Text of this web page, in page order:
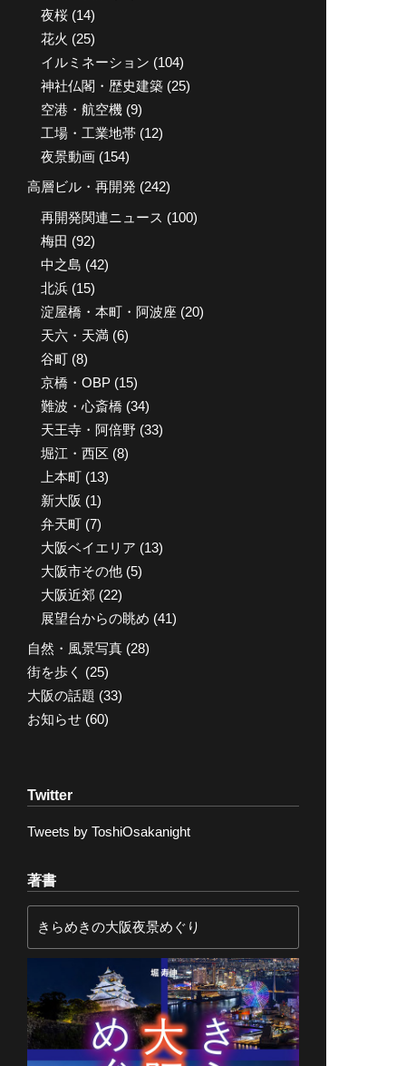
夜桜 (14)
花火 (25)
イルミネーション (104)
神社仏閣・歴史建築 (25)
空港・航空機 (9)
工場・工業地帯 (12)
夜景動画 (154)
高層ビル・再開発 (242)
再開発関連ニュース (100)
梅田 (92)
中之島 (42)
北浜 (15)
淀屋橋・本町・阿波座 (20)
天六・天満 (6)
谷町 (8)
京橋・OBP (15)
難波・心斎橋 (34)
天王寺・阿倍野 (33)
堀江・西区 (8)
上本町 (13)
新大阪 (1)
弁天町 (7)
大阪ベイエリア (13)
大阪市その他 (5)
大阪近郊 (22)
展望台からの眺め (41)
自然・風景写真 (28)
街を歩く (25)
大阪の話題 (33)
お知らせ (60)
Twitter
Tweets by ToshiOsakanight
著書
きらめきの大阪夜景めぐり